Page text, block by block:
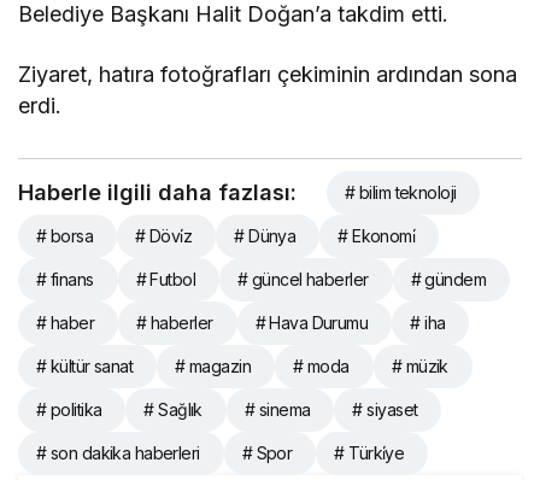
Belediye Başkanı Halit Doğan’a takdim etti.
Ziyaret, hatıra fotoğrafları çekiminin ardından sona
erdi.
Haberle ilgili daha fazlası: # bilim teknoloji
# borsa # Dövi̇z # Dünya # Ekonomi̇
# finans # Futbol # güncel haberler # gündem
# haber # haberler # Hava Durumu # iha
# kültür sanat # magazin # moda # müzik
# politika # Sağlık # sinema # siyaset
# son dakika haberleri # Spor # Türki̇ye